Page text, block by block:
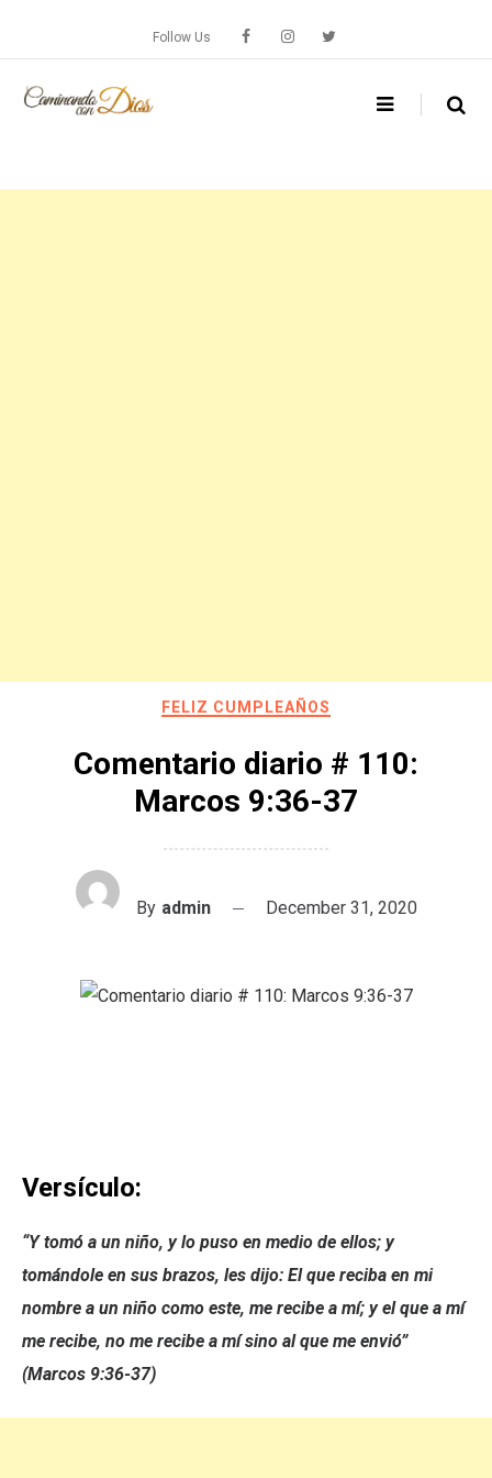
content
Follow Us
FELIZ CUMPLEAÑOS
Comentario diario # 110:
Marcos 9:36-37
By admin December 31, 2020
Versículo:
“Y tomó a un niño, y lo puso en medio de ellos; y
tomándole en sus brazos, les dijo: El que reciba en mi
nombre a un niño como este, me recibe a mí; y el que a mí
me recibe, no me recibe a mí sino al que me envió”
(Marcos 9:36-37)